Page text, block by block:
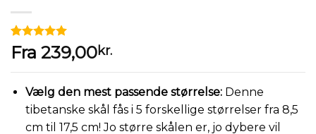
Bedømt
som5.00
ud af 5
4
kundebedømmelser
Fra 239,00kr.
Vælg den mest passende størrelse:Denne
tibetanske skål fås i 5 forskellige størrelser fra 8,5
cm til 17,5 cm! Jo større skålen er, jo dybere vil